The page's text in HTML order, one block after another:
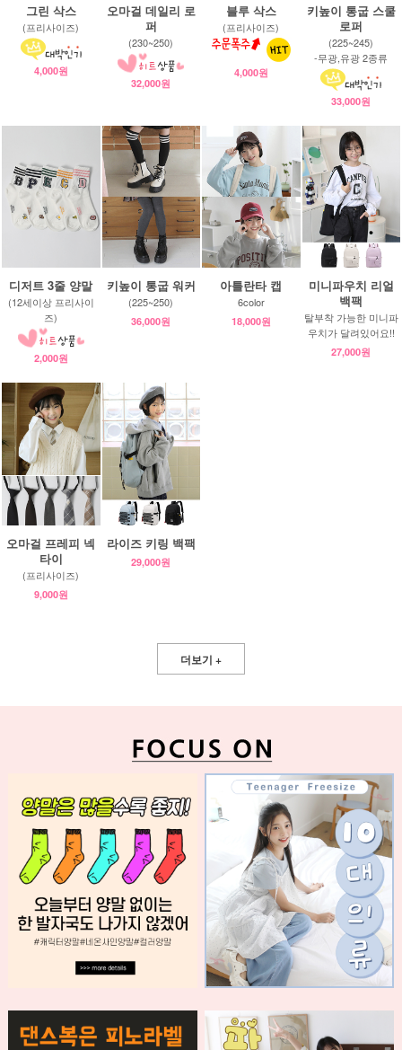
그린 삭스
(프리사이즈)
4,000원
오마걸 데일리 로
퍼
(230~250)
32,000원
블루 삭스
(프리사이즈)
4,000원
키높이 통굽 스쿨
로퍼
(225~245)
-무광,유광 2종류
33,000원
디저트 3줄 양말
(12세이상 프리사이
즈)
2,000원
키높이 통굽 워커
(225~250)
36,000원
아틀란타 캡
6color
18,000원
미니파우치 리얼
백팩
탈부착 가능한 미니파
우치가 달려있어요!!
27,000원
오마걸 프레피 넥
타이
(프리사이즈)
9,000원
라이즈 키링 백팩
29,000원
더보기 +